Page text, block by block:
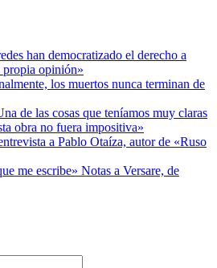
han democratizado el derecho a
propia opinión»
los muertos nunca terminan de
de las cosas que teníamos muy claras
obra no fuera impositiva»
a Pablo Otaíza, autor de «Ruso
me escribe» Notas a Versare, de